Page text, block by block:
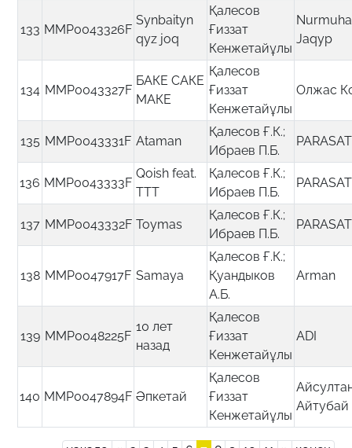
133 MMP0043326F
Synbaityn
qyz joq
Қалесов
Ғиззат
Кенжетайұлы
Jaqyp
134 MMP0043327F
БАКЕ САКЕ
МАКЕ
Қалесов
Ғиззат
Кенжетайұлы
Олжас
135 MMP0043331F Ataman
Қалесов Ғ.К.;
Ибраев П.Б.
PARASAT
136 MMP0043333F
Qoish feat.
TTT
Қалесов Ғ.К.;
Ибраев П.Б.
PARASAT
137 MMP0043332F Toymas
Қалесов Ғ.К.;
Ибраев П.Б.
PARASAT
138 MMP0047917F Samaya
Қалесов Ғ.К.;
Қуандыков
А.Б.
Arman
139 MMP0048225F
10 лет
назад
Қалесов
Ғиззат
Кенжетайұлы
ADI
140 MMP0047894F Әпкетай
Қалесов
Ғиззат
Кенжетайұлы
Айтубай